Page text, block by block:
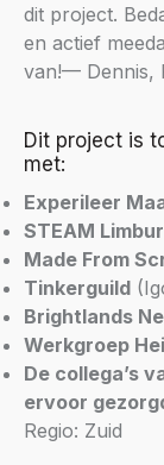
dit project.
en actief
van!— Dennis,
Dit project is
met:
Experileer
STEAM
Made From
Tinkerguild
Brightlands
Werkgroep
De collega’s
ervoor
Regio: Zuid